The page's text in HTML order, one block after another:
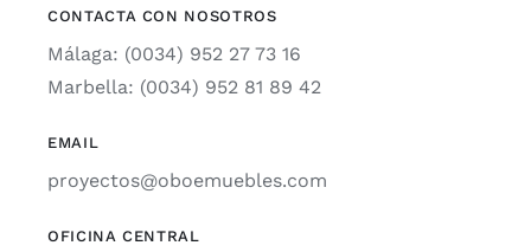
CONTACTA CON NOSOTROS
Málaga: (0034) 952 27 73 16
Marbella: (0034) 952 81 89 42
EMAIL
proyectos@oboemuebles.com
OFICINA CENTRAL